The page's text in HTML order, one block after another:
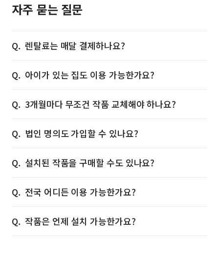
자주 묻는 질문
렌탈료는 매달 결제하나요?
아이가 있는 집도 이용 가능한가요?
3개월마다 무조건 작품 교체해야 하나요?
법인 명의도 가입할 수 있나요?
설치된 작품을 구매할 수도 있나요?
전국 어디든 이용 가능한가요?
작품은 언제 설치 가능한가요?